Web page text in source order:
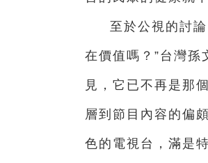
至於公視的討
在價值嗎？”台灣
見，它已不再是那
層到節目內容的偏
色的電視台，滿是